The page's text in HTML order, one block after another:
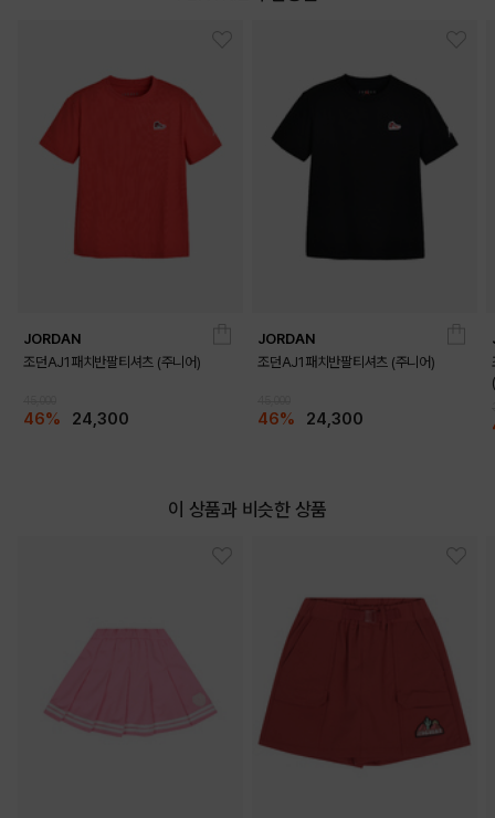
JORDAN
조던AJ1패치반팔티셔츠 (주니어)
46% 24,300
JORDAN
조던AJ1패치반팔티셔츠 (주니어)
46% 24,300
이 상품과 비슷한 상품